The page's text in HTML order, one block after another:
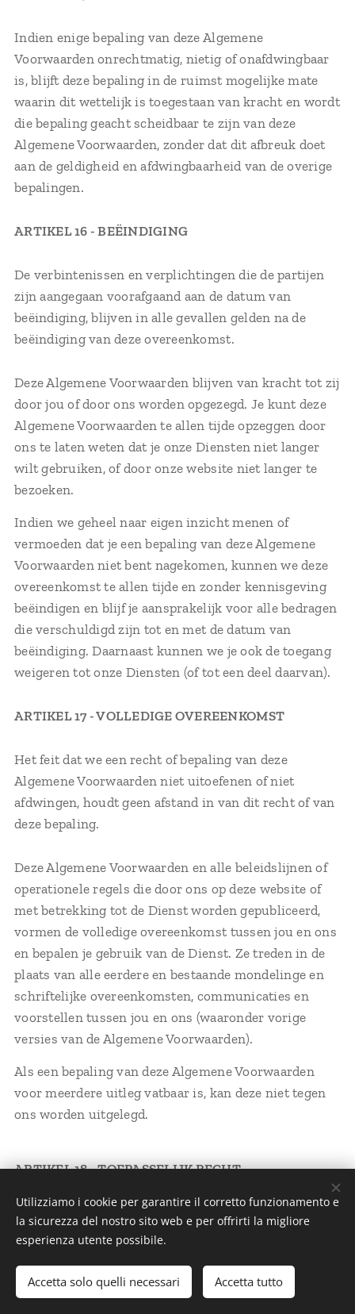
Indien enige bepaling van deze Algemene
Voorwaarden onrechtmatig, nietig of onafdwingbaar
is, blijft deze bepaling in de ruimst mogelijke mate
waarin dit wettelijk is toegestaan van kracht en wordt
die bepaling geacht scheidbaar te zijn van deze
Algemene Voorwaarden, zonder dat dit afbreuk doet
aan de geldigheid en afdwingbaarheid van de overige
bepalingen.
ARTIKEL 16 - BEËINDIGING
De verbintenissen en verplichtingen die de partijen
zijn aangegaan voorafgaand aan de datum van
beëindiging, blijven in alle gevallen gelden na de
beëindiging van deze overeenkomst.
Deze Algemene Voorwaarden blijven van kracht tot zij
door jou of door ons worden opgezegd. Je kunt deze
Algemene Voorwaarden te allen tijde opzeggen door
ons te laten weten dat je onze Diensten niet langer
wilt gebruiken, of door onze website niet langer te
bezoeken.
Indien we geheel naar eigen inzicht menen of
vermoeden dat je een bepaling van deze Algemene
Voorwaarden niet bent nagekomen, kunnen we deze
overeenkomst te allen tijde en zonder kennisgeving
beëindigen en blijf je aansprakelijk voor alle bedragen
die verschuldigd zijn tot en met de datum van
beëindiging. Daarnaast kunnen we je ook de toegang
weigeren tot onze Diensten (of tot een deel daarvan).
ARTIKEL 17 - VOLLEDIGE OVEREENKOMST
Het feit dat we een recht of bepaling van deze
Algemene Voorwaarden niet uitoefenen of niet
afdwingen, houdt geen afstand in van dit recht of van
deze bepaling.
Deze Algemene Voorwaarden en alle beleidslijnen of
operationele regels die door ons op deze website of
met betrekking tot de Dienst worden gepubliceerd,
vormen de volledige overeenkomst tussen jou en ons
en bepalen je gebruik van de Dienst. Ze treden in de
plaats van alle eerdere en bestaande mondelinge en
schriftelijke overeenkomsten, communicaties en
voorstellen tussen jou en ons (waaronder vorige
versies van de Algemene Voorwaarden).
Als een bepaling van deze Algemene Voorwaarden
voor meerdere uitleg vatbaar is, kan deze niet tegen
ons worden uitgelegd.
ARTIKEL 18 - TOEPASSELIJK RECHT
Deze Algemene Voorwaarden en alle andere
overeenkomsten op grond waarvan we je de Diensten
uitgelegd overeenkomstig het recht van
Stationsstraat 143, Dilsen-Stokkem, 3650, België.
Utilizziamo i cookie per garantire il corretto funzionamento e
la sicurezza del nostro sito web e per offrirti la migliore
esperienza utente possibile.
Accetta solo quelli necessari Accetta tutto